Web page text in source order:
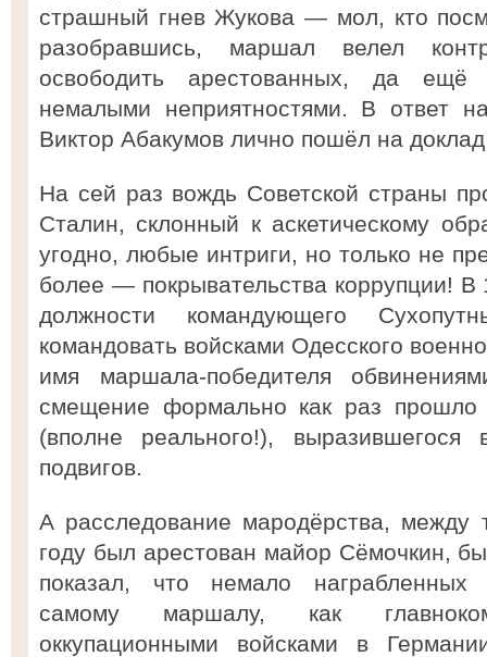
страшный гнев Жукова — мол, кто
разобравшись, маршал велел
освободить арестованных, да ещё
немалыми неприятностями. В ответ
Виктор Абакумов лично пошёл на
На сей раз вождь Советской страны
Сталин, склонный к аскетическому
угодно, любые интриги, но только не
более — покрывательства коррупции!
должности командующего
командовать войсками Одесского
имя маршала-победителя
смещение формально как раз прошло
(вполне реального!),
подвигов.
А расследование мародёрства,
году был арестован майор Сёмочкин,
показал, что немало награбленных
самому маршалу, как
оккупационными войсками в